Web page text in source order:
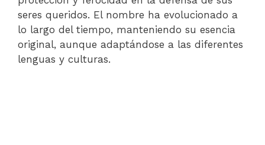
seres queridos. El nombre ha evolucionado a
lo largo del tiempo, manteniendo su esencia
original, aunque adaptándose a las diferentes
lenguas y culturas.